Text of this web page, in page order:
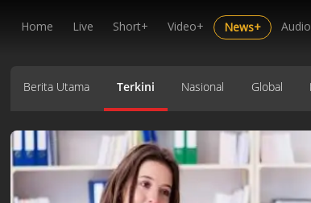
Home Live Short+ Video+ News+
Berita Utama Terkini Nasional Global